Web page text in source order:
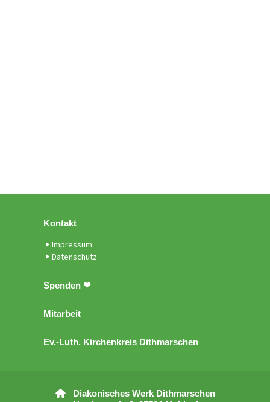
Kontakt
Impressum
Datenschutz
Spenden ❤
Mitarbeit
Ev.-Luth. Kirchenkreis Dithmarschen
Diakonisches Werk Dithmarschen